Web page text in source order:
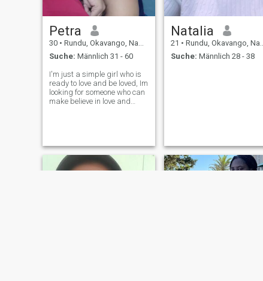
Petra
30 • Rundu, Okavango, Namibia
Suche: Männlich 31 - 60
I'm just a simple girl who is
ready to love and be loved, Im
looking for someone who can
make believe in love and
to waste my time or
someone's tim
Natalia
21 • Rundu, Okavango, Namibia
Suche: Männlich 28 - 38